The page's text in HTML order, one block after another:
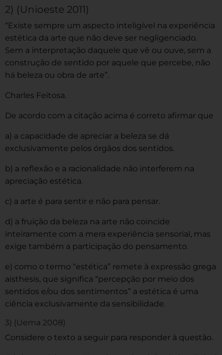
2) (Unioeste 2011)
“Existe sempre um aspecto inteligível na experiência
estética da arte que não deve ser negligenciado.
Sem a interpretação daquele que vê ou ouve, sem a
construção de sentido por aquele que percebe, não
há beleza ou obra de arte”.
Charles Feitosa.
De acordo com a citação acima é correto afirmar que
a) a capacidade de apreciar a beleza se dá
exclusivamente pelos órgãos dos sentidos.
b) a reflexão e a racionalidade não interferem na
apreciação estética.
c) a arte é para sentir e não para pensar.
d) a fruição da beleza na arte não coincide
inteiramente com a mera experiência sensorial, mas
exige também a participação do pensamento.
e) como o termo “estética” remete à expressão grega
aisthesis, que significa “percepção por meio dos
sentidos e/ou dos sentimentos” a estética é uma
ciência exclusivamente da sensibilidade.
3) (Uema 2008)
Considere o texto a seguir para responder à questão.